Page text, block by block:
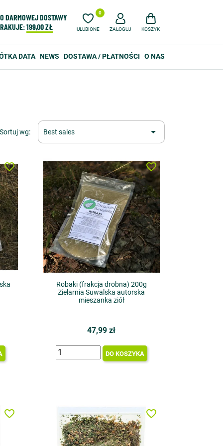
DARMOWEJ DOSTAWY
199,00 ZŁ ULUBIONE
0
ZALOGUJ KOSZYK
DATA NEWS DOSTAWA / PŁATNOŚCI O NAS
Sortuj wg: Best sales 
favorite_border
Robaki (frakcja drobna) 200g
Zielarnia Suwalska autorska
mieszanka ziół
47,99 zł
DO KOSZYKA
favorite_border
favorite_border favorite_border